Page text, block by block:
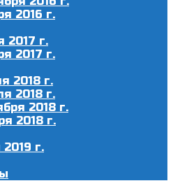
2016 г.
2017 г.
2017 г.
2018 г.
2018 г.
2018 г.
2018 г.
г.